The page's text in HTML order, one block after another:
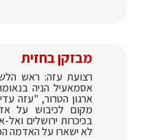
מבזקן בחזית
רצועת עזה: ראש
ארגון הטרור, "עזה
מקום לכיבוש על
בכיכרות ירושלים
לא ישארו על האדמה